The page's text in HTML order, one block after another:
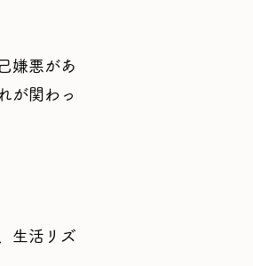
嫌悪があ
が関わっ
生活リズ